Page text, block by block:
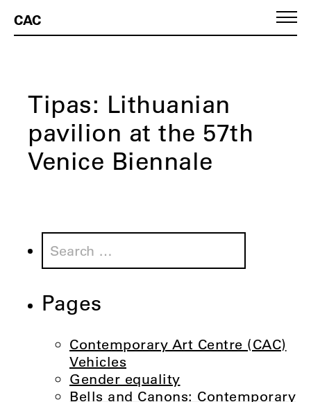
CAC
Tipas: Lithuanian
pavilion at the 57th
Venice Biennale
Search
for:
Pages
Contemporary Art Centre (CAC)
Vehicles
Gender equality
Bells and Canons: Contemporary